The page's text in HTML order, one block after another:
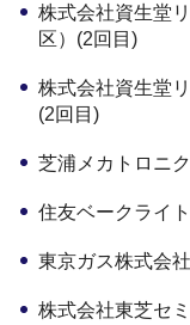
株式会社資生堂
区）(2回目)
株式会社資生堂
(2回目)
芝浦メカトロニ
住友ベークライ
東京ガス株式会
株式会社東芝セ